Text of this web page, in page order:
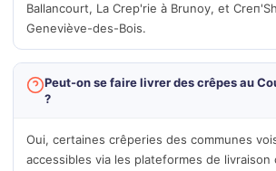
Ballancourt, La Crep'rie à Brunoy, et
Geneviève-des-Bois.
Peut-on se faire livrer des crêpes au
?
Oui, certaines crêperies des communes
accessibles via les plateformes de livraison